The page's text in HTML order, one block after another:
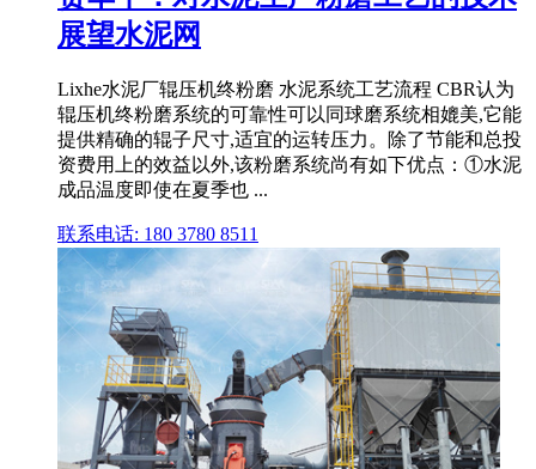
展望水泥网
Lixhe水泥厂辊压机终粉磨 水泥系统工艺流程 CBR认为
辊压机终粉磨系统的可靠性可以同球磨系统相媲美,它能
提供精确的辊子尺寸,适宜的运转压力。除了节能和总投
资费用上的效益以外,该粉磨系统尚有如下优点：①水泥
成品温度即使在夏季也 ...
联系电话: 180 3780 8511